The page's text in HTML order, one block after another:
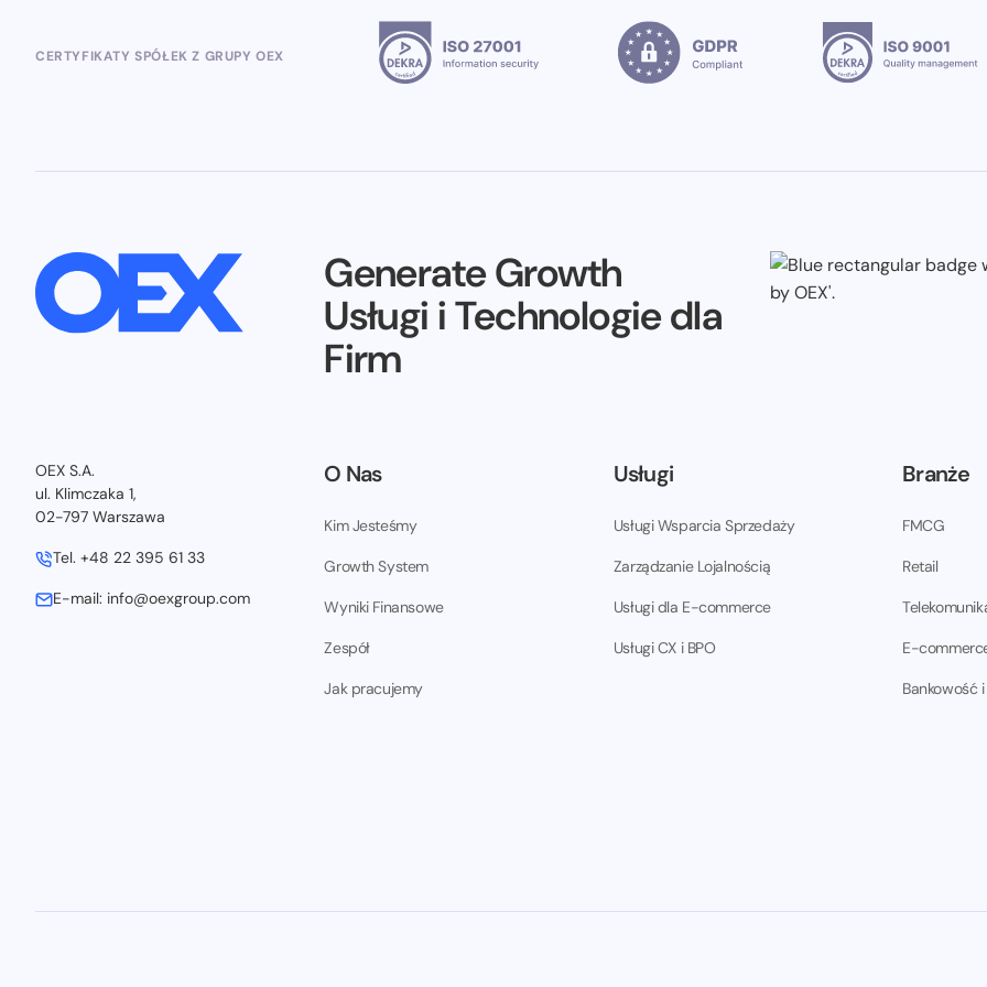
CERTYFIKATY SPÓŁEK Z GRUPY OEX
Generate Growth
Usługi i Technologie dla
Firm
OEX S.A.
ul. Klimczaka 1,
02-797 Warszawa
Tel. +48 22 395 61 33
E-mail: info@oexgroup.com
O Nas
Kim Jesteśmy
Growth System
Wyniki Finansowe
Zespół
Jak pracujemy
Usługi
Usługi Wsparcia Sprzedaży
Zarządzanie Lojalnością
Usługi dla E-commerce
Usługi CX i BPO
Branże
FMCG
Retail
E-
Bankowość